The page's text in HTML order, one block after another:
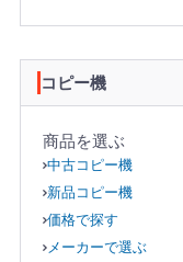
コピー機
商品を選ぶ
中古コピー機
新品コピー機
価格で探す
メーカーで選ぶ